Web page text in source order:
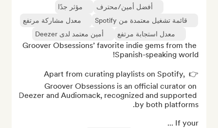
أفضل أمين/محترف
مؤثر جدًا
قائمة تشغيل معتمدة من Spotify
معدل مشاركة مرتفع
معدل استجابة مرتفع
أمين معتمد لدى Deezer
Groover Obsessions’ favorite indie gems from the
👉 Apart from curating playlists on Spotify,
Groover Obsessions is an official curator on
Deezer and Audiomack, recognized and supported
If your ...